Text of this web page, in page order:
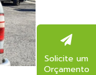
Solicite um
Orçamento